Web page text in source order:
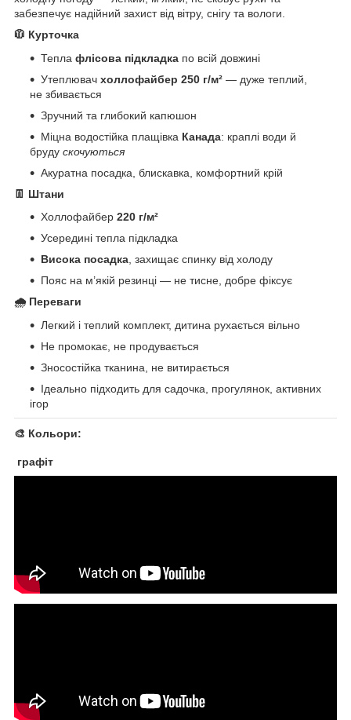
забезпечує надійний захист від вітру, снігу та вологи.
🧥 Курточка
Тепла флісова підкладка по всій довжині
Утеплювач холлофайбер 250 г/м² — дуже теплий,
не збивається
Зручний та глибокий капюшон
Міцна водостійка плащівка Канада: краплі води й
бруду скочуються
Акуратна посадка, блискавка, комфортний крій
👖 Штани
Холлофайбер 220 г/м²
Усередині тепла підкладка
Висока посадка, захищає спинку від холоду
Пояс на м’якій резинці — не тисне, добре фіксує
🌧 Переваги
Легкий і теплий комплект, дитина рухається вільно
Не промокає, не продувається
Зносостійка тканина, не витирається
Ідеально підходить для садочка, прогулянок, активних
ігор
🎨 Кольори:
графіт